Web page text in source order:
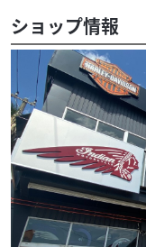
ショップ情報